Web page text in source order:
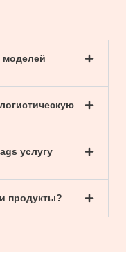
моделей
услугу
продукты?